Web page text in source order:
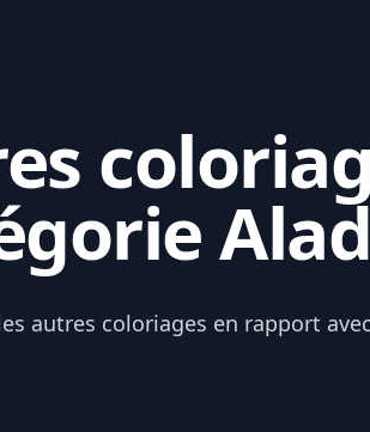
autres coloriages en rapport